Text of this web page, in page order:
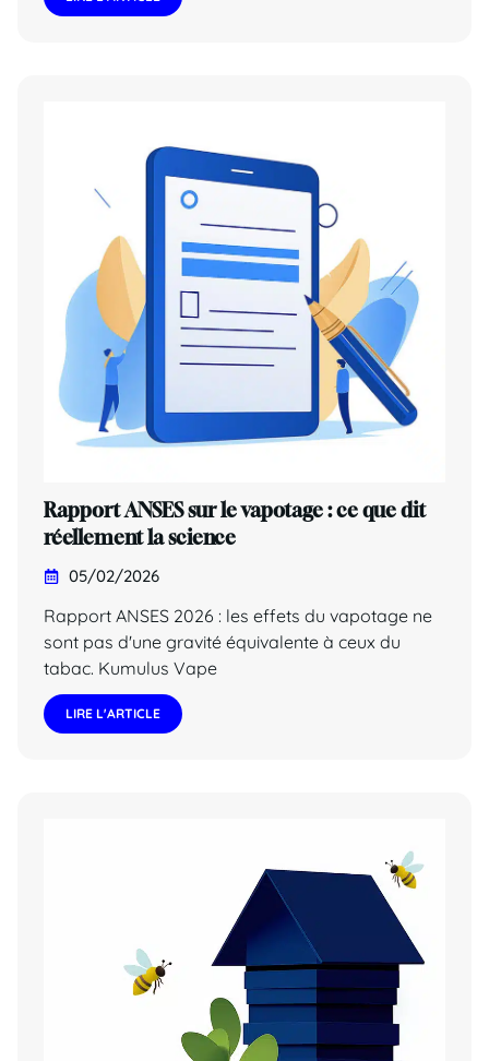
Rapport ANSES sur le vapotage : ce que dit
réellement la science
05/02/2026
Rapport ANSES 2026 : les effets du vapotage ne
sont pas d'une gravité équivalente à ceux du
tabac. Kumulus Vape
LIRE L'ARTICLE